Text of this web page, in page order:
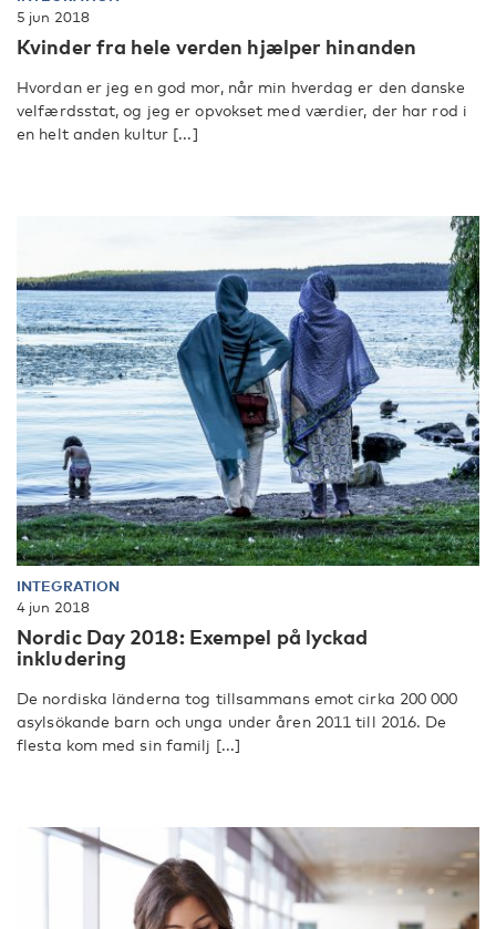
5 jun 2018
Kvinder fra hele verden hjælper hinanden
Hvordan er jeg en god mor, når min hverdag er den danske
velfærdsstat, og jeg er opvokset med værdier, der har rod i
en helt anden kultur [...]
INTEGRATION
4 jun 2018
Nordic Day 2018: Exempel på lyckad
inkludering
De nordiska länderna tog tillsammans emot cirka 200 000
asylsökande barn och unga under åren 2011 till 2016. De
flesta kom med sin familj [...]